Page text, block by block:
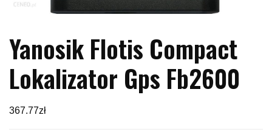
Yanosik Flotis Compact
Lokalizator Gps Fb2600
367.77zł